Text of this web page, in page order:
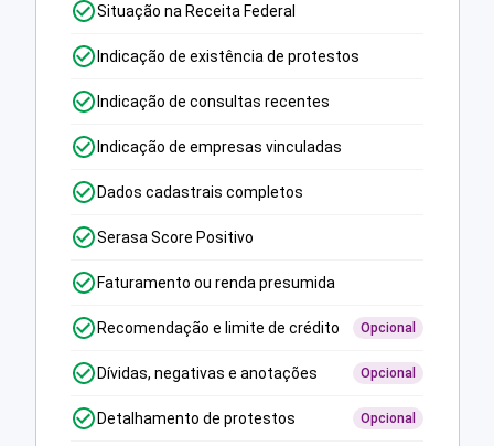
Situação na Receita Federal
Indicação de existência de protestos
Indicação de consultas recentes
Indicação de empresas vinculadas
Dados cadastrais completos
Serasa Score Positivo
Faturamento ou renda presumida
Recomendação e limite de crédito Opcional
Dívidas, negativas e anotações Opcional
Detalhamento de protestos Opcional